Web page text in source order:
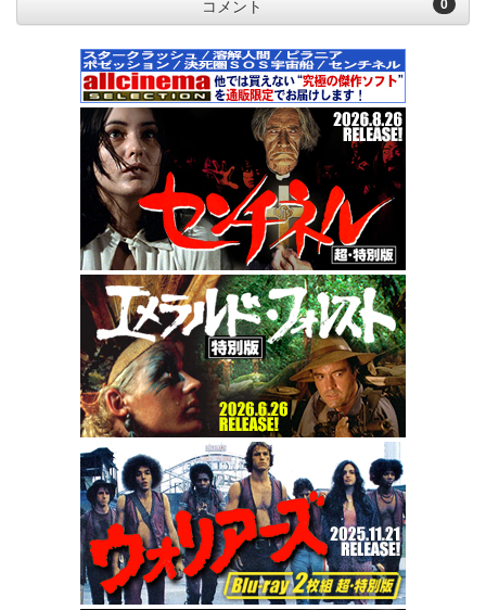
0
コメント